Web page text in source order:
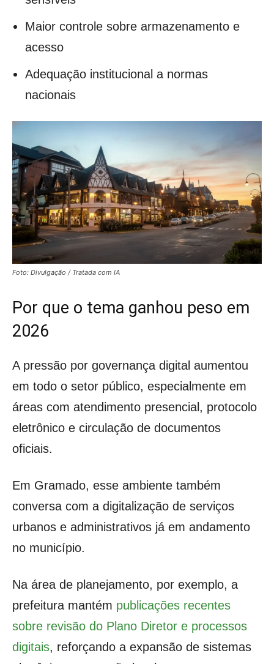
Maior controle sobre armazenamento e
acesso
Adequação institucional a normas
nacionais
Foto: Divulgação / Tratada com IA
Por que o tema ganhou peso em
2026
A pressão por governança digital aumentou
em todo o setor público, especialmente em
áreas com atendimento presencial, protocolo
eletrônico e circulação de documentos
oficiais.
Em Gramado, esse ambiente também
conversa com a digitalização de serviços
urbanos e administrativos já em andamento
no município.
Na área de planejamento, por exemplo, a
prefeitura mantém publicações recentes
sobre revisão do Plano Diretor e processos
digitais, reforçando a expansão de sistemas